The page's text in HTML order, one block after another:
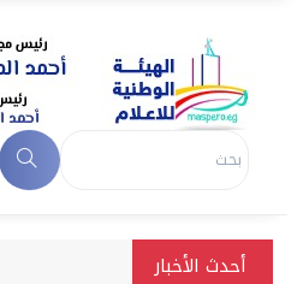
أحدث الأخبار